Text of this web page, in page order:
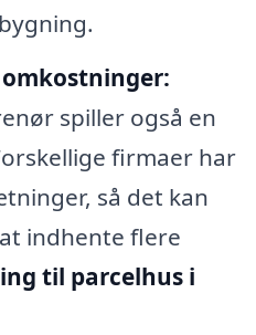
spiller også en
firmaer har
så det kan
indhente flere
til parcelhus i